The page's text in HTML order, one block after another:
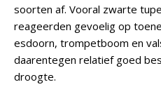
soorten af. Vooral zwarte
reageerden gevoelig op
esdoorn, trompetboom en
daarentegen relatief goed
droogte.